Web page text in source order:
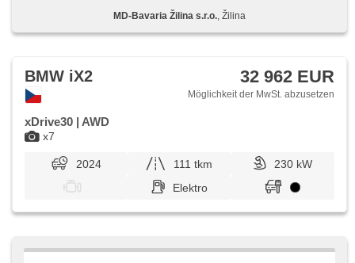
MD-Bavaria Žilina s.r.o. , Žilina
x7
BMW iX2 32 962 EUR
Möglichkeit der MwSt. abzusetzen
xDrive30 | AWD
2024 111 tkm
230 kW
Elektro